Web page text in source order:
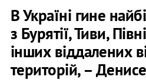
В Україні гине
з Бурятії, Тиви,
інших віддалених
територій, –